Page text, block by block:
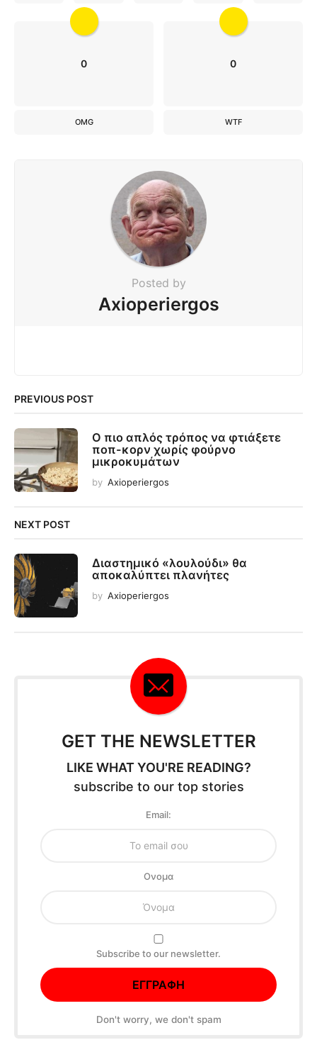
0
OMG
0
WTF
Posted by
Axioperiergos
PREVIOUS POST
Ο πιο απλός τρόπος να φτιάξετε
ποπ-κορν χωρίς φούρνο
μικροκυμάτων
by Axioperiergos
NEXT POST
Διαστημικό «λουλούδι» θα
αποκαλύπτει πλανήτες
by Axioperiergos
GET THE NEWSLETTER
LIKE WHAT YOU'RE READING?
subscribe to our top stories
Email:
Oνομα
Subscribe to our newsletter.
Don't worry, we don't spam